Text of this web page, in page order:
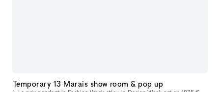
Temporary 13 Marais show room & pop up